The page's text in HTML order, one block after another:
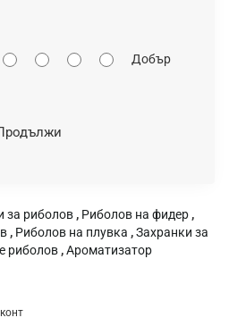
Добър
за риболов , Риболов на фидер ,
, Риболов на плувка ,Захранки за
риболов ,Ароматизатор